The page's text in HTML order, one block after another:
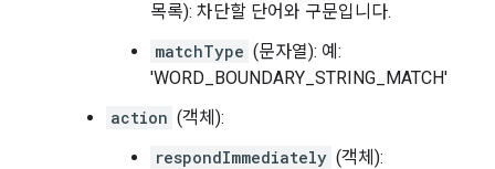
목록): 차단할 단어와 구문입니다.
matchType (문자열): 예:
'WORD_BOUNDARY_STRING_MATCH'
action (객체):
respondImmediately (객체):